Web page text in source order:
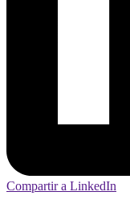
Compartir a LinkedIn